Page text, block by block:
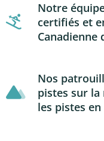
Notre
certifiés et
Canadienne
Nos
pistes sur
les pistes